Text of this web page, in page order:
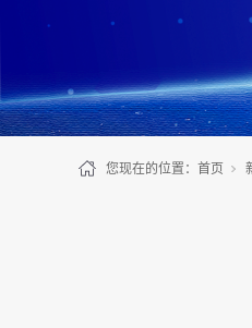
您现在的位置： 首页